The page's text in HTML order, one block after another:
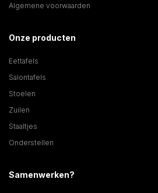
Algemene voorwaarden
Onze producten
Eettafels
Salontafels
Stoelen
Zuilen
Staaltjes
Onderstellen
Samenwerken?